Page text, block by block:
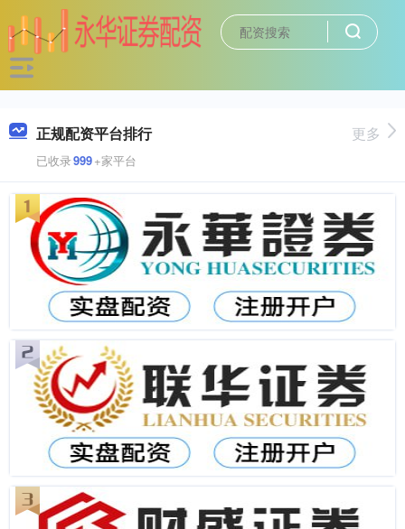
正规配资平台排行
已收录999+家平台
更多